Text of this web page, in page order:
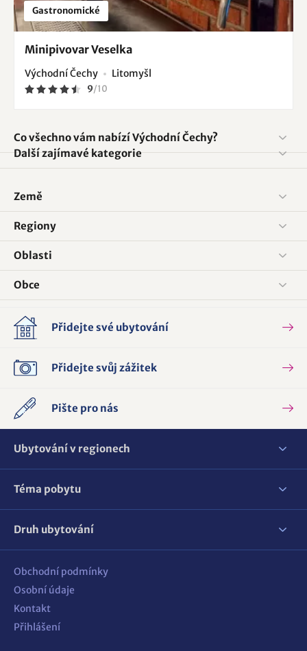
Gastronomické
Minipivovar Veselka
Východní Čechy Litomyšl
9/10
Co všechno vám nabízí Východní Čechy?
Další zajímavé kategorie
Země
Regiony
Oblasti
Obce
Přidejte své ubytování
Přidejte svůj zážitek
Pište pro nás
Ubytování v regionech
Téma pobytu
Druh ubytování
Obchodní podmínky
Osobní údaje
Kontakt
Přihlášení